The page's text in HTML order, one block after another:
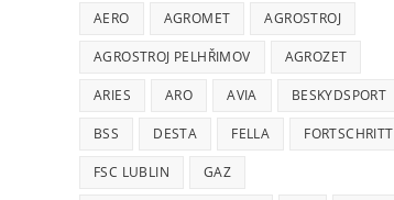
AERO AGROMET AGROSTROJ
AGROSTROJ PELHŘIMOV AGROZET
ARIES ARO AVIA BESKYDSPORT
BSS DESTA FELLA FORTSCHRITT
FSC LUBLIN GAZ